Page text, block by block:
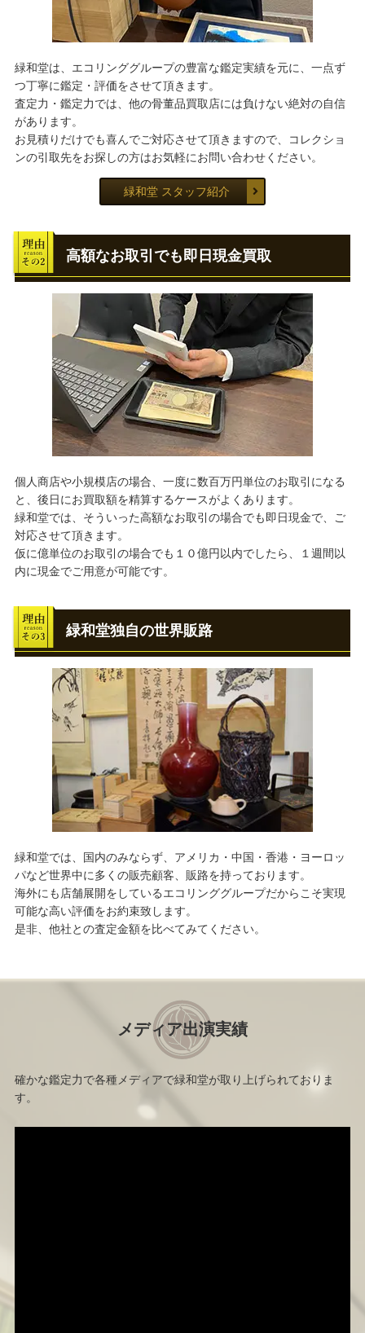
緑和堂は、エコリンググループの豊富な鑑定実績を元に、一点ず
つ丁寧に鑑定・評価をさせて頂きます。
査定力・鑑定力では、他の骨董品買取店には負けない絶対の自信
があります。
お見積りだけでも喜んでご対応させて頂きますので、コレクショ
ンの引取先をお探しの方はお気軽にお問い合わせください。
緑和堂 スタッフ紹介
高額なお取引でも即日現金買取
個人商店や小規模店の場合、一度に数百万円単位のお取引になる
と、後日にお買取額を精算するケースがよくあります。
緑和堂では、そういった高額なお取引の場合でも即日現金で、ご
対応させて頂きます。
仮に億単位のお取引の場合でも１０億円以内でしたら、１週間以
内に現金でご用意が可能です。
緑和堂独自の世界販路
緑和堂では、国内のみならず、アメリカ・中国・香港・ヨーロッ
パなど世界中に多くの販売顧客、販路を持っております。
海外にも店舗展開をしているエコリンググループだからこそ実現
可能な高い評価をお約束致します。
是非、他社との査定金額を比べてみてください。
メディア出演実績
確かな鑑定力で各種メディアで緑和堂が取り上げられておりま
す。